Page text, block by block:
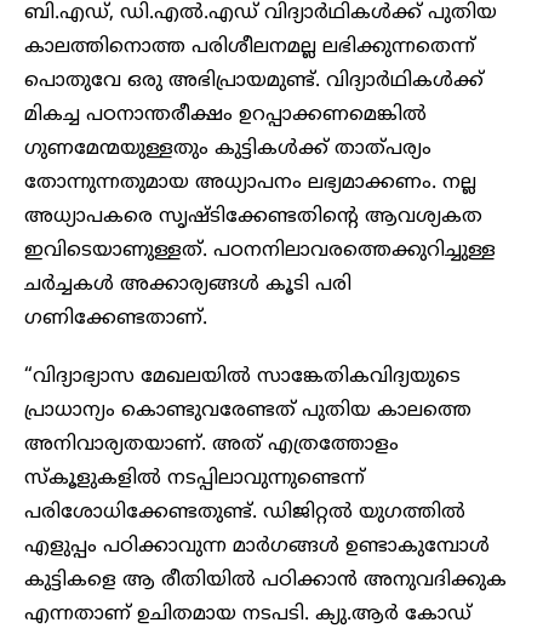
ബി.എഡ്, ഡി.എൽ.എഡ് വിദ്യാർഥികൾക്ക് പുതിയ
കാലത്തിനൊത്ത പരിശീലനമല്ല ലഭിക്കുന്നതെന്ന്
പൊതുവേ ഒരു അഭിപ്രായമുണ്ട്. വിദ്യാർഥികൾക്ക്
മികച്ച പഠനാന്തരീക്ഷം ഉറപ്പാക്കണമെങ്കിൽ
ഗുണമേന്മയുള്ളതും കുട്ടികൾക്ക് താത്പര്യം
തോന്നുന്നതുമായ അധ്യാപനം ലഭ്യമാക്കണം. നല്ല
അധ്യാപകരെ സൃഷ്ടിക്കേണ്ടതിന്റെ ആവശ്യകത
ഇവിടെയാണുള്ളത്. പഠനനിലാവരത്തെക്കുറിച്ചുള്ള
ചർച്ചകൾ അക്കാര്യങ്ങൾ കൂടി പരി​
ഗണിക്കേണ്ടതാണ്.
“വിദ്യാഭ്യാസ മേഖലയിൽ സാങ്കേതികവിദ്യയുടെ
പ്രാധാന്യം കൊണ്ടുവരേണ്ടത് പുതിയ കാലത്തെ
അനിവാര്യതയാണ്. അത് എത്രത്തോളം
സ്‌കൂളുകളിൽ നടപ്പിലാവുന്നുണ്ടെന്ന്
പരിശോധിക്കേണ്ടതുണ്ട്. ഡിജിറ്റൽ യുഗത്തിൽ
എളുപ്പം പഠിക്കാവുന്ന മാർഗങ്ങൾ ഉണ്ടാകുമ്പോൾ
കുട്ടികളെ ആ രീതിയിൽ പഠിക്കാൻ അനുവദിക്കുക
എന്നതാണ് ഉചിതമായ നടപടി. ക്യു.ആർ കോഡ്